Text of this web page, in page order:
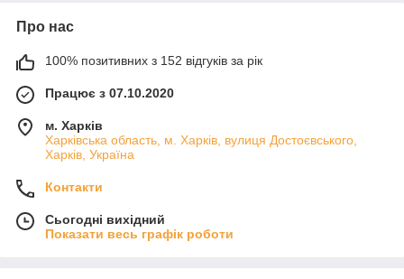
Про нас
100% позитивних з 152 відгуків за рік
Працює з 07.10.2020
м. Харків
Харківська область, м. Харків, вулиця Достоєвського,
Харків, Україна
Контакти
Сьогодні вихідний
Показати весь графік роботи